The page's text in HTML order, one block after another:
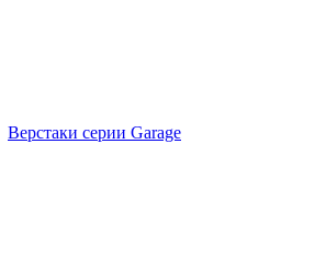
Верстаки серии Garage